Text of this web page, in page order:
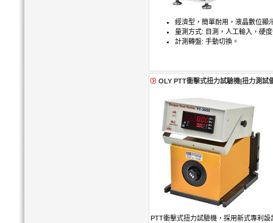
經濟型，簡單耐用，液晶數位顯
量測方式: 目測，人工輸入，硬
計測轉盤: 手動切換。
OLY PTT衝擊式扭力試驗機|扭力測試
PTT衝擊式扭力試驗機，採用新式專利